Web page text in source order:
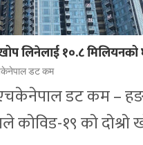
खोप लिनेलाई १०.८ मिलियनको
डट कम
डट कम –
कोविड-१९ को दोश्रो